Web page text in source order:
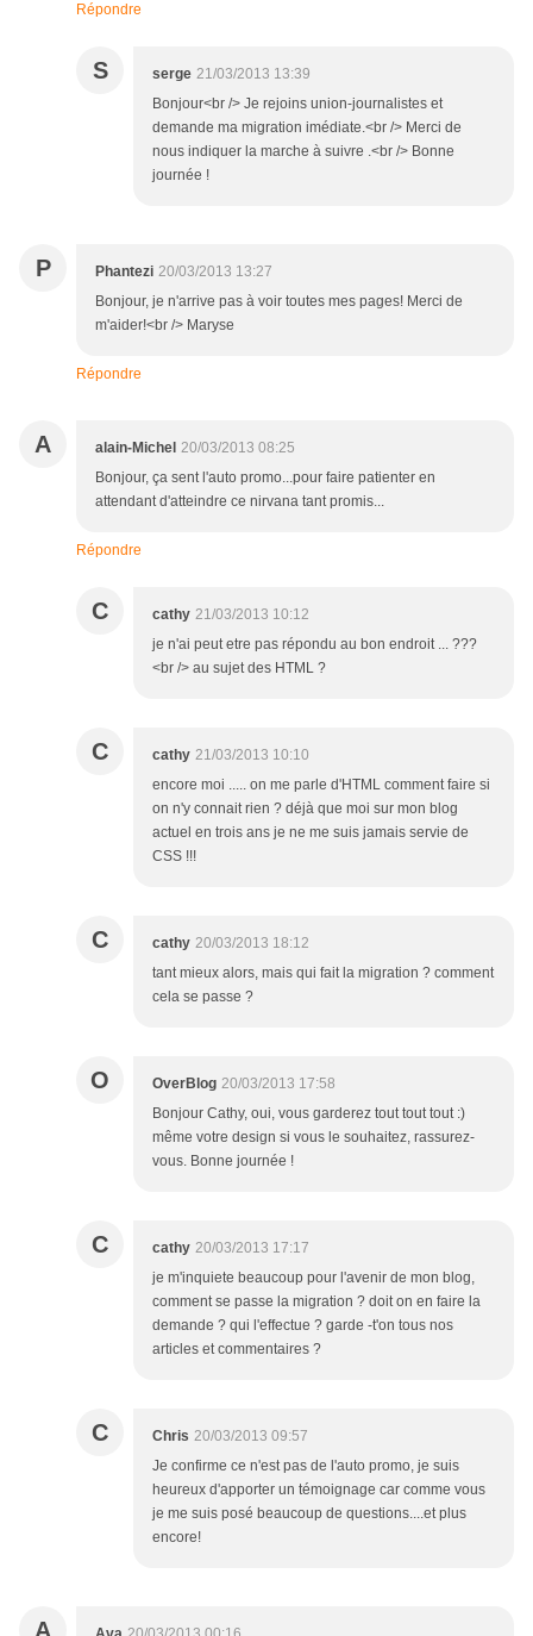
Répondre
S serge 21/03/2013 13:39
Bonjour<br /> Je rejoins union-journalistes et
demande ma migration imédiate.<br /> Merci de
nous indiquer la marche à suivre .<br /> Bonne
journée !
P Phantezi 20/03/2013 13:27
Bonjour, je n'arrive pas à voir toutes mes pages! Merci de
m'aider!<br /> Maryse
Répondre
A alain-Michel 20/03/2013 08:25
Bonjour, ça sent l'auto promo...pour faire patienter en
attendant d'atteindre ce nirvana tant promis...
Répondre
C cathy 21/03/2013 10:12
je n'ai peut etre pas répondu au bon endroit ... ???
<br /> au sujet des HTML ?
C cathy 21/03/2013 10:10
encore moi ..... on me parle d'HTML comment faire si
on n'y connait rien ? déjà que moi sur mon blog
actuel en trois ans je ne me suis jamais servie de
CSS !!!
C cathy 20/03/2013 18:12
tant mieux alors, mais qui fait la migration ? comment
cela se passe ?
O OverBlog 20/03/2013 17:58
Bonjour Cathy, oui, vous garderez tout tout tout :)
même votre design si vous le souhaitez, rassurez-
vous. Bonne journée !
C cathy 20/03/2013 17:17
je m'inquiete beaucoup pour l'avenir de mon blog,
comment se passe la migration ? doit on en faire la
demande ? qui l'effectue ? garde -t'on tous nos
articles et commentaires ?
C Chris 20/03/2013 09:57
Je confirme ce n'est pas de l'auto promo, je suis
heureux d'apporter un témoignage car comme vous
je me suis posé beaucoup de questions....et plus
encore!
A